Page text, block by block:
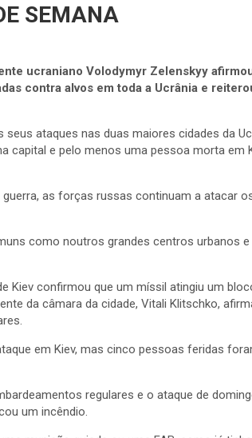
SEMANA
ucraniano Volodymyr Zelenskyy
contra alvos em toda a Ucrânia e
ataques nas duas maiores cidades da
capital e pelo menos uma pessoa morta em
as forças russas continuam a atacar
como noutros grandes centros urbanos
Kiev confirmou que um míssil atingiu um
da câmara da cidade, Vitali Klitschko,
em Kiev, mas cinco pessoas feridas
regulares e o ataque de
um incêndio.